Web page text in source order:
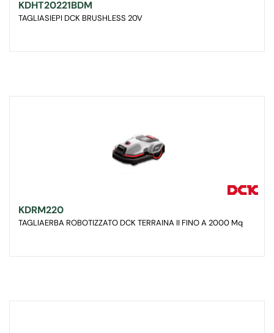
KDHT20221BDM
TAGLIASIEPI DCK BRUSHLESS 20V
KDRM220
TAGLIAERBA ROBOTIZZATO DCK TERRAINA II FINO A 2000 Mq